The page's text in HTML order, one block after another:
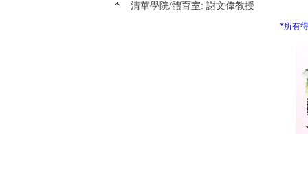
*清華學院/體育室:謝文偉教授
*所有